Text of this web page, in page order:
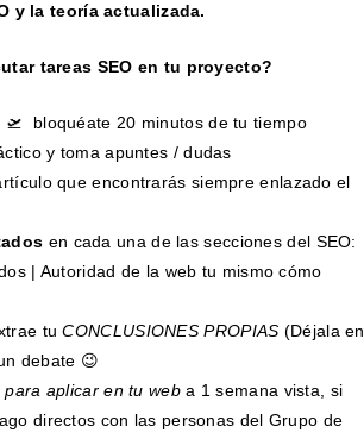
y la teoría actualizada.
tareas SEO en tu proyecto?
bloquéate 20 minutos de tu tiempo
y toma apuntes / dudas
que encontrarás siempre enlazado el
en cada una de las secciones del SEO:
| Autoridad de la web tu mismo cómo
tuCONCLUSIONES PROPIAS (Déjala en
debate 😉
para aplicar en tu weba 1 semana vista, si
directos con las personas del Grupo de